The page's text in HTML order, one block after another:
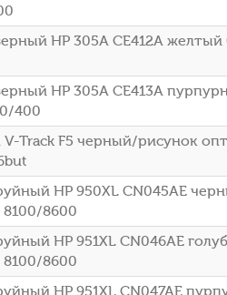
HP 305A CE412A желтый
HP 305A CE413A
400
Track F5 черный/рисунок
HP 950XL CN045AE
8100/8600
HP 951XL CN046AE
8100/8600
HP 951XL CN047AE